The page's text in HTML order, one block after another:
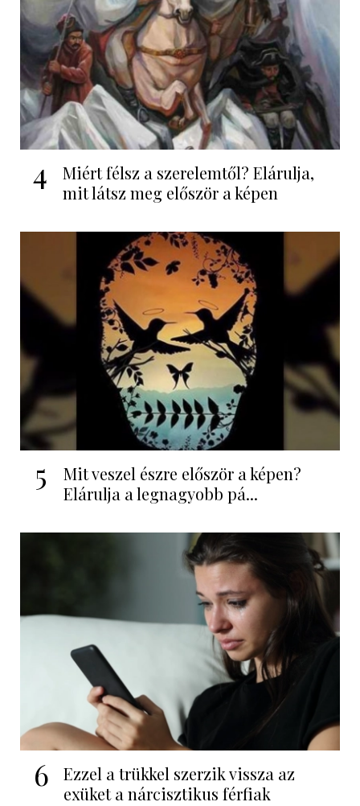
4
Miért félsz a szerelemtől? Elárulja,
mit látsz meg először a képen
5
Mit veszel észre először a képen?
Elárulja a legnagyobb pá...
6
Ezzel a trükkel szerzik vissza az
exüket a nárcisztikus férfiak